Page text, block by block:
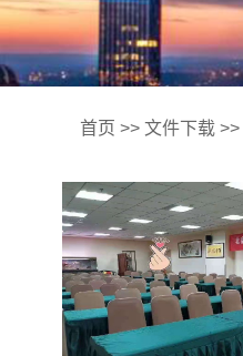
首页 >> 文件下载 >>